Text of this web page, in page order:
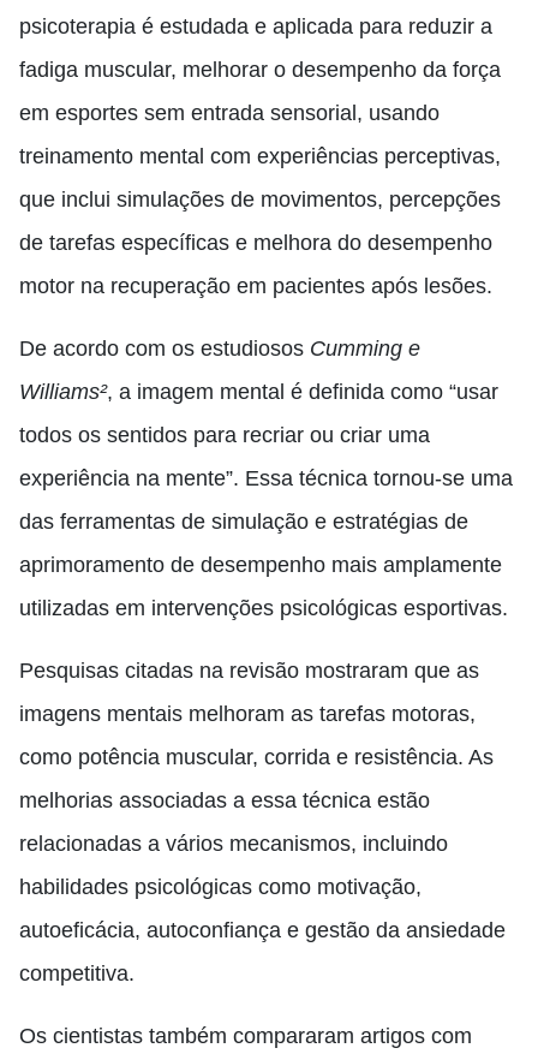
psicoterapia é estudada e aplicada para reduzir a
fadiga muscular, melhorar o desempenho da força
em esportes sem entrada sensorial, usando
treinamento mental com experiências perceptivas,
que inclui simulações de movimentos, percepções
de tarefas específicas e melhora do desempenho
motor na recuperação em pacientes após lesões.
De acordo com os estudiosos Cumming e
Williams², a imagem mental é definida como “usar
todos os sentidos para recriar ou criar uma
experiência na mente”. Essa técnica tornou-se uma
das ferramentas de simulação e estratégias de
aprimoramento de desempenho mais amplamente
utilizadas em intervenções psicológicas esportivas.
Pesquisas citadas na revisão mostraram que as
imagens mentais melhoram as tarefas motoras,
como potência muscular, corrida e resistência. As
melhorias associadas a essa técnica estão
relacionadas a vários mecanismos, incluindo
habilidades psicológicas como motivação,
autoeficácia, autoconfiança e gestão da ansiedade
competitiva.
Os cientistas também compararam artigos com